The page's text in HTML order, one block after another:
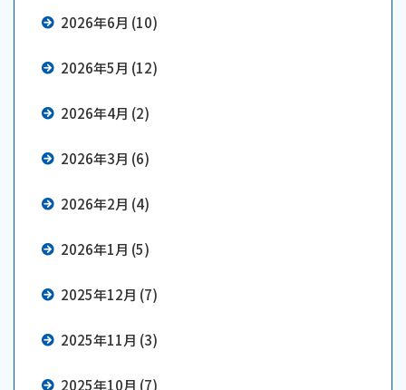
2026年6月 (10)
2026年5月 (12)
2026年4月 (2)
2026年3月 (6)
2026年2月 (4)
2026年1月 (5)
2025年12月 (7)
2025年11月 (3)
2025年10月 (7)